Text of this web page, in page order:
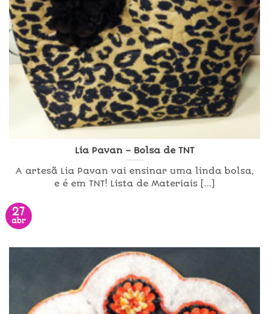
Lia Pavan – Bolsa de TNT
A artesã Lia Pavan vai ensinar uma linda bolsa,
e é em TNT! Lista de Materiais [...]
27
abr